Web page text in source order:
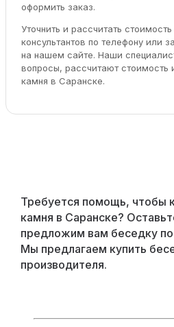
оформить заказ.
Уточнить и рассчитать
консультантов по телефону или
на нашем сайте. Наши
вопросы, рассчитают стоимость
камня в Саранске.
Требуется помощь, чтобы
камня в Саранске?
предложим вам беседку
Мы предлагаем купить
производителя.